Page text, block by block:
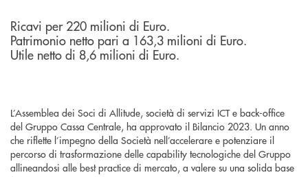
Ricavi per 220 milioni di Euro.
Patrimonio netto pari a 163,3 milioni di Euro.
Utile netto di 8,6 milioni di Euro.
L’Assemblea dei Soci di Allitude, società di servizi ICT e back-office
del Gruppo Cassa Centrale, ha approvato il Bilancio 2023. Un anno
che riflette l’impegno della Società nell’accelerare e potenziare il
percorso di trasformazione delle capability tecnologiche del Gruppo
allineandosi alle best practice di mercato, a valere su una solida base